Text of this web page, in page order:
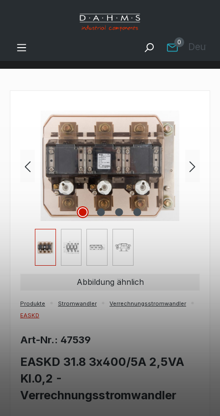
Zum Hauptinhalt springen
0
Bildergalerie überspringen
Abbildung ähnlich
Produkte Stromwandler
Verrechnungsstromwandler
EASKD
Art-Nr.: 47539
EASKD 31.8 3x400/5A 2,5VA
Kl.0,2 -
Verrechnungsstromwandler